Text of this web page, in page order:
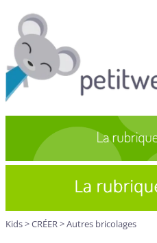
Kids>CRÉER>Autres bricolages